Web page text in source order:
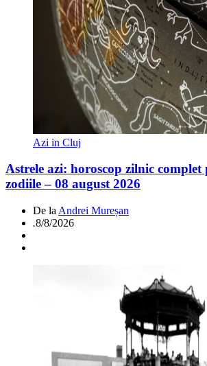
Azi in Cluj
Astrele azi: horoscop zilnic complet
zodiile – 08 august 2026
De la Andrei Mureșan
.8/8/2026